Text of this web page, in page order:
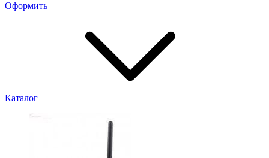
Оформить
Каталог